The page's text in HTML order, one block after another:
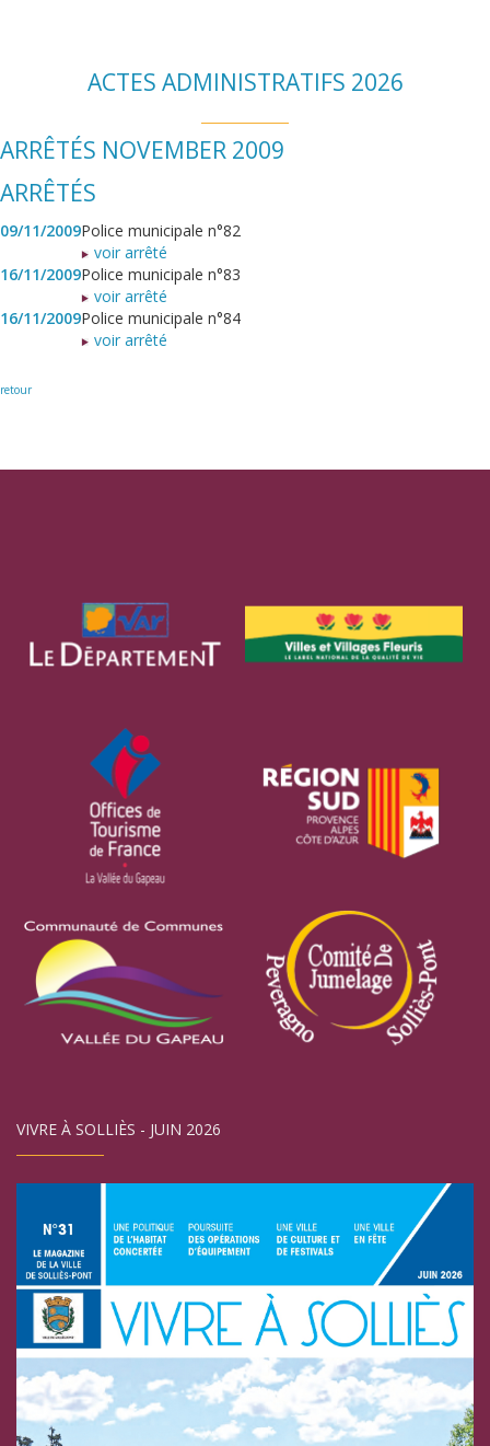
ACTES ADMINISTRATIFS 2026
ARRÊTÉS NOVEMBER 2009
ARRÊTÉS
09/11/2009Police municipale n°82
voir arrêté
16/11/2009Police municipale n°83
voir arrêté
16/11/2009Police municipale n°84
voir arrêté
retour
VIVRE À SOLLIÈS - JUIN 2026